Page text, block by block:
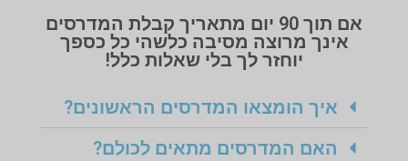
אם תוך 90 יום מתאריך קבלת המדרסים
אינך מרוצה מסיבה כלשהי כל כספך
יוחזר לך בלי שאלות כלל!
איך הומצאו המדרסים הראשונים?
האם המדרסים מתאים לכולם?